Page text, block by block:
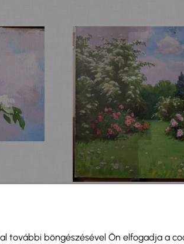
további böngészésével Ön elfogadja a